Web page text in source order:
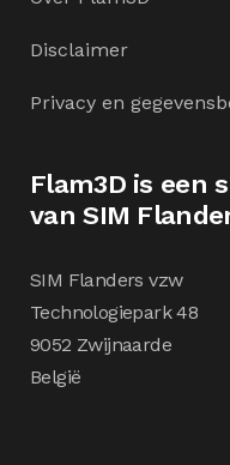
Disclaimer
Privacy en
Flam3D is een
van SIM
SIM Flanders vzw
Technologiepark 48
9052 Zwijnaarde
België